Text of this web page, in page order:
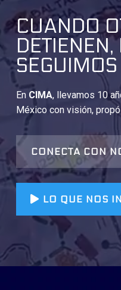
CUANDO
En CIMA, llevamos 10
México con visión,
CONECTA CON
LO QUE NOS